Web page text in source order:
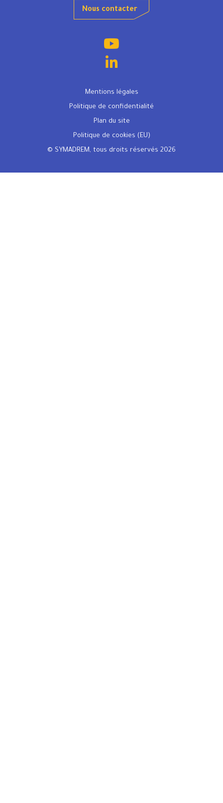
Nous contacter
Mentions légales
Politique de confidentialité
Plan du site
Politique de cookies (EU)
© SYMADREM, tous droits réservés 2026